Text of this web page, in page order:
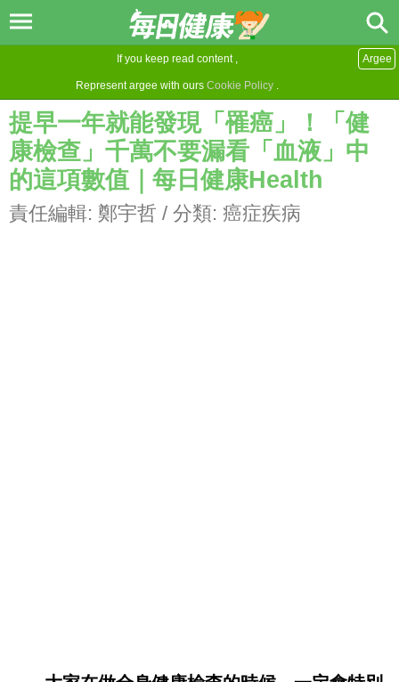
If you keep read content ,
Represent argee with ours Cookie Policy .
Argee
提早一年就能發現「罹癌」！「健
康檢查」千萬不要漏看「血液」中
的這項數值｜每日健康Health
責任編輯: 鄭宇哲 / 分類: 癌症疾病